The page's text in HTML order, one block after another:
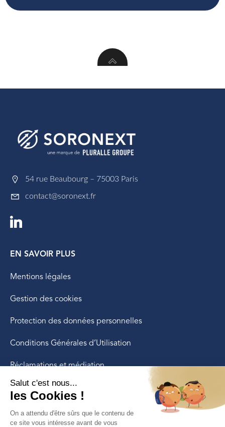
54 rue Beaubourg – 75003 Paris
contact@soronext.fr
EN SAVOIR PLUS
Mentions légales
Gestion des cookies
Protection des données personnelles
Conditions Générales d’Utilisation
Réclamations et médiation
LE GROUPE
Pluralle Groupe